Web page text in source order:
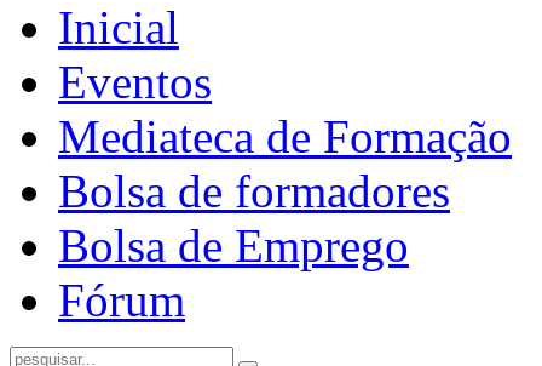
Inicial
Eventos
Mediateca de Formação
Bolsa de formadores
Bolsa de Emprego
Fórum